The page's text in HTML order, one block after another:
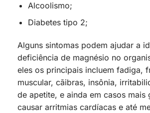
Alcoolismo;
Diabetes tipo 2;
Alguns sintomas podem ajudar a
deficiência de magnésio no
eles os principais incluem fadiga,
muscular, cãibras, insônia,
de apetite, e ainda em casos mais
causar arritmias cardíacas e até